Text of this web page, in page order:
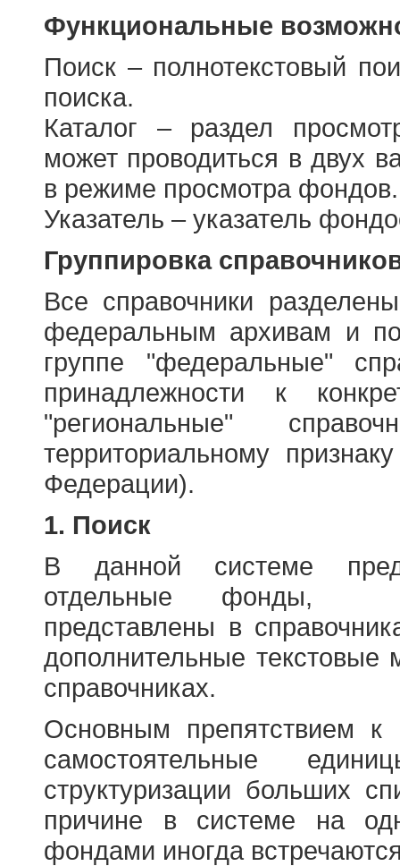
Функциональные
Поиск – полнотекстовый
поиска.
Каталог – раздел
может проводиться в двух
в режиме просмотра фондов.
Указатель – указатель
Группировка
Все справочники
федеральным архивам и
группе "федеральные"
принадлежности к
"региональные"
территориальному
Федерации).
1. Поиск
В данной системе
отдельные фонды,
представлены в
дополнительные
справочниках.
Основным препятствием
самостоятельные
структуризации больших
причине в системе на
фондами иногда